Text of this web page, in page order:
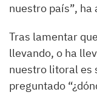
nuestro país”, ha
Tras lamentar
llevando, o ha
nuestro litoral es
preguntado